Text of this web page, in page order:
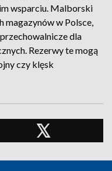
wsparciu. Malborski
magazynów w Polsce,
dla
Rezerwy te mogą
czy klęsk